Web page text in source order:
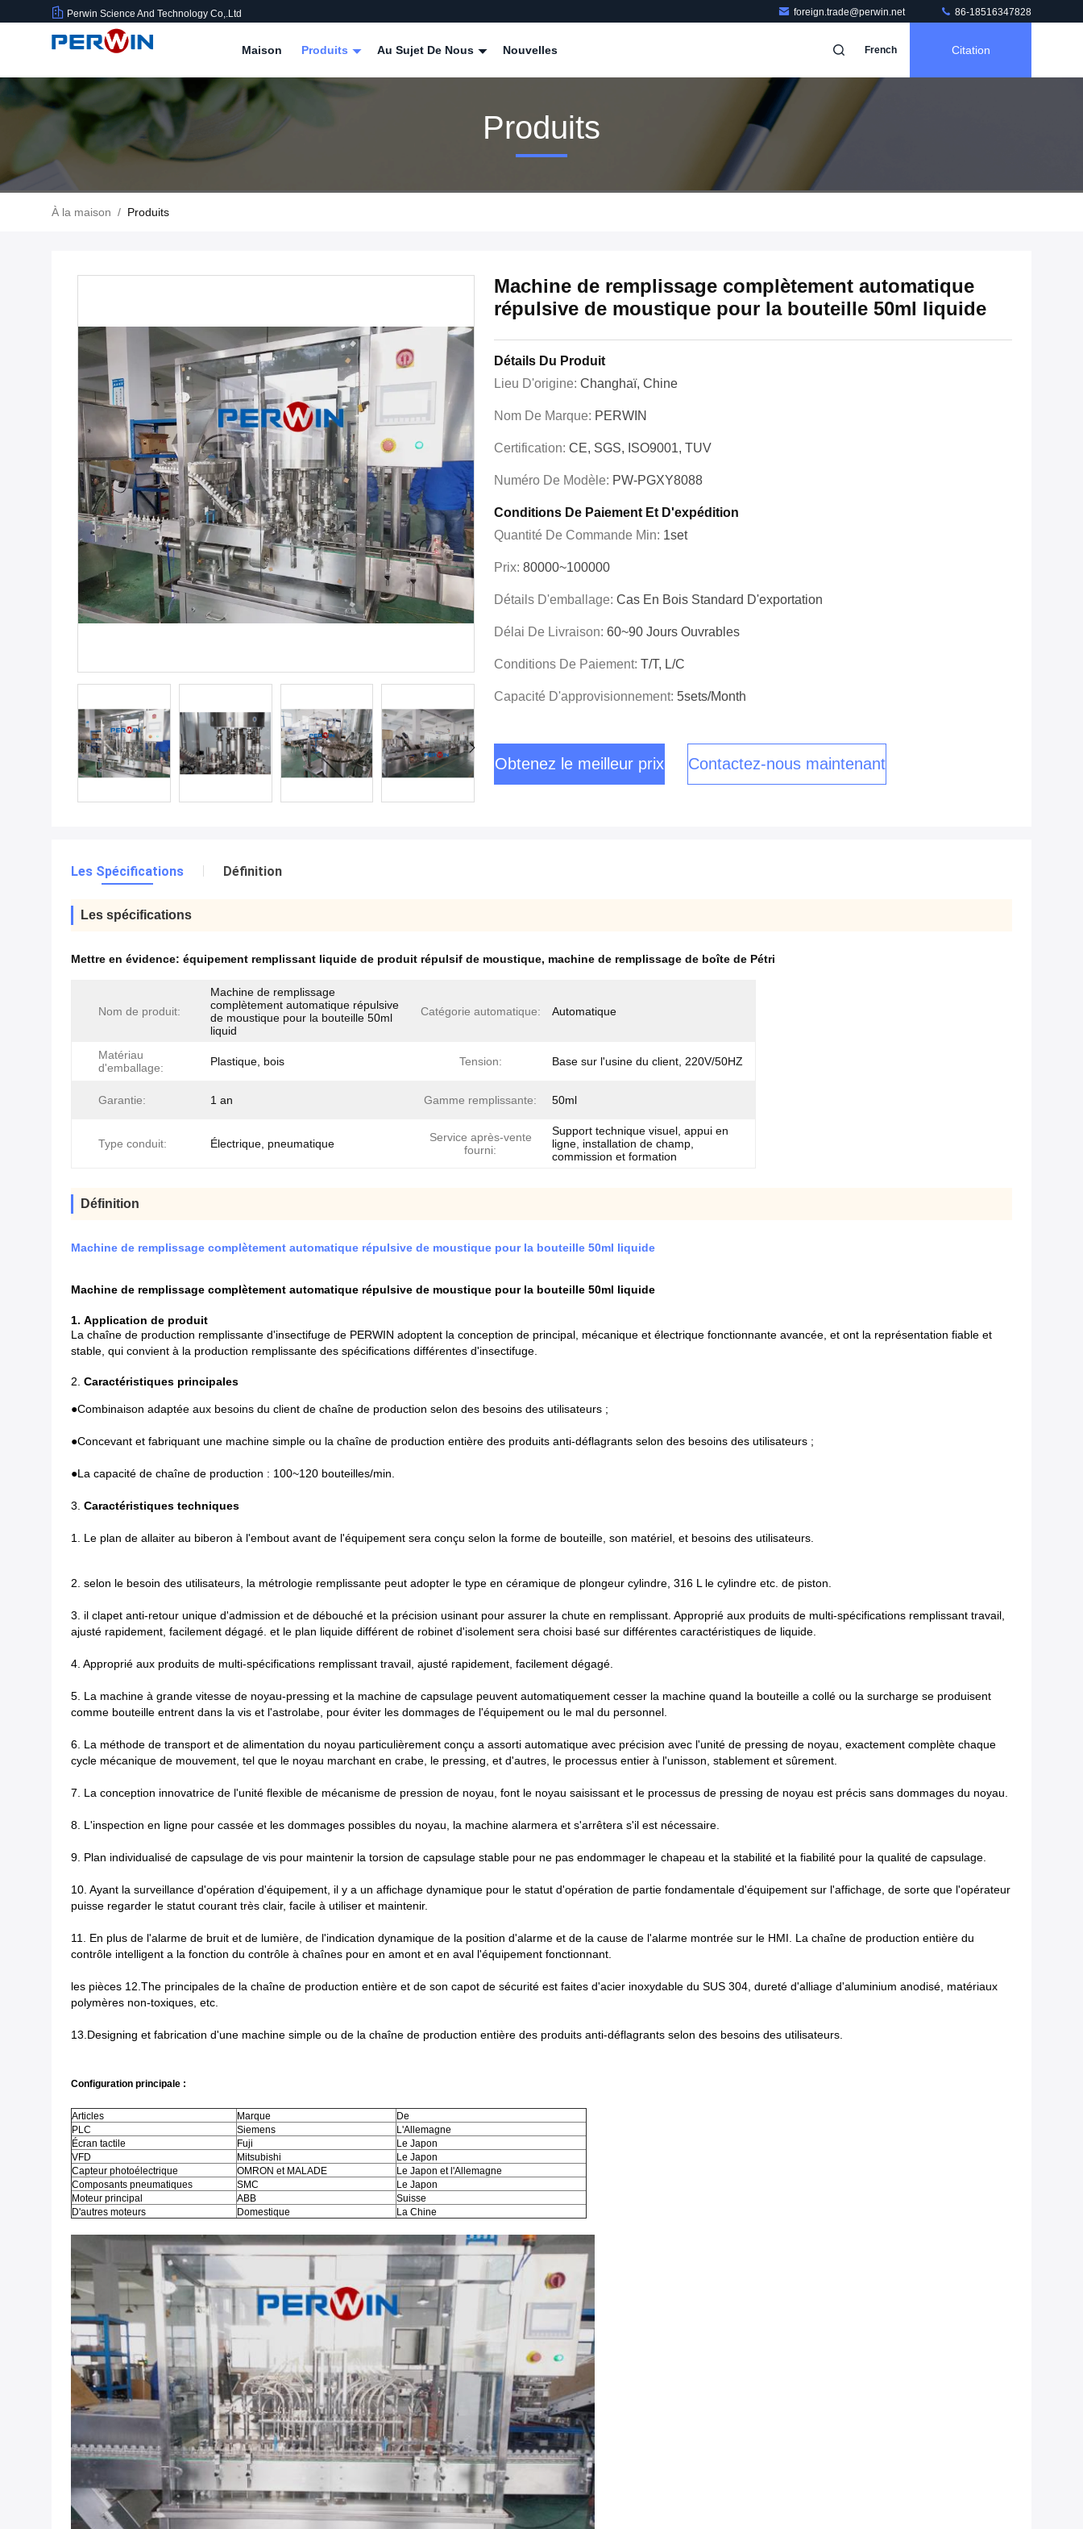
Perwin Science And Technology Co,.Ltd foreign.trade@perwin.net 86-18516347828
Maison Produits Au Sujet De Nous Nouvelles French Citation
Produits
À la maison / Produits
Machine de remplissage complètement automatique
répulsive de moustique pour la bouteille 50ml liquide
Détails Du Produit
Lieu D'origine: Changhaï, Chine
Nom De Marque: PERWIN
Certification: CE, SGS, ISO9001, TUV
Numéro De Modèle: PW-PGXY8088
Conditions De Paiement Et D'expédition
Quantité De Commande Min: 1set
Prix: 80000~100000
Détails D'emballage: Cas En Bois Standard D'exportation
Délai De Livraison: 60~90 Jours Ouvrables
Conditions De Paiement: T/T, L/C
Capacité D'approvisionnement: 5sets/month
Obtenez le meilleur prix Contactez-nous maintenant
Les Spécifications Définition
Les spécifications
Mettre en évidence: équipement remplissant liquide de produit répulsif de moustique, machine de remplissage de boîte de Pétri
Nom de produit:
Machine de remplissage
complètement automatique répulsive
de moustique pour la bouteille 50ml
liquid
Catégorie automatique: Automatique
Matériau
d'emballage:
Plastique, bois Tension: Base sur l'usine du client, 220V/50HZ
Garantie: 1 an Gamme remplissante: 50ml
Type conduit: Électrique, pneumatique
Service après-vente
fourni:
Support technique visuel, appui en
ligne, installation de champ,
commission et formation
Définition
Machine de remplissage complètement automatique répulsive de moustique pour la bouteille 50ml liquide
Machine de remplissage complètement automatique répulsive de moustique pour la bouteille 50ml liquide
1. Application de produit
La chaîne de production remplissante d'insectifuge de PERWIN adoptent la conception de principal, mécanique et électrique fonctionnante avancée, et ont la représentation fiable et
stable, qui convient à la production remplissante des spécifications différentes d'insectifuge.
2. Caractéristiques principales
●Combinaison adaptée aux besoins du client de chaîne de production selon des besoins des utilisateurs ;
●Concevant et fabriquant une machine simple ou la chaîne de production entière des produits anti-déflagrants selon des besoins des utilisateurs ;
●La capacité de chaîne de production : 100~120 bouteilles/min.
3. Caractéristiques techniques
1. Le plan de allaiter au biberon à l'embout avant de l'équipement sera conçu selon la forme de bouteille, son matériel, et besoins des utilisateurs.
2. selon le besoin des utilisateurs, la métrologie remplissante peut adopter le type en céramique de plongeur cylindre, 316 L le cylindre etc. de piston.
3. il clapet anti-retour unique d'admission et de débouché et la précision usinant pour assurer la chute en remplissant. Approprié aux produits de multi-spécifications remplissant travail,
ajusté rapidement, facilement dégagé. et le plan liquide différent de robinet d'isolement sera choisi basé sur différentes caractéristiques de liquide.
4. Approprié aux produits de multi-spécifications remplissant travail, ajusté rapidement, facilement dégagé.
5. La machine à grande vitesse de noyau-pressing et la machine de capsulage peuvent automatiquement cesser la machine quand la bouteille a collé ou la surcharge se produisent
comme bouteille entrent dans la vis et l'astrolabe, pour éviter les dommages de l'équipement ou le mal du personnel.
6. La méthode de transport et de alimentation du noyau particulièrement conçu a assorti automatique avec précision avec l'unité de pressing de noyau, exactement complète chaque
cycle mécanique de mouvement, tel que le noyau marchant en crabe, le pressing, et d'autres, le processus entier à l'unisson, stablement et sûrement.
7. La conception innovatrice de l'unité flexible de mécanisme de pression de noyau, font le noyau saisissant et le processus de pressing de noyau est précis sans dommages du noyau.
8. L'inspection en ligne pour cassée et les dommages possibles du noyau, la machine alarmera et s'arrêtera s'il est nécessaire.
9. Plan individualisé de capsulage de vis pour maintenir la torsion de capsulage stable pour ne pas endommager le chapeau et la stabilité et la fiabilité pour la qualité de capsulage.
10. Ayant la surveillance d'opération d'équipement, il y a un affichage dynamique pour le statut d'opération de partie fondamentale d'équipement sur l'affichage, de sorte que l'opérateur
puisse regarder le statut courant très clair, facile à utiliser et maintenir.
11. En plus de l'alarme de bruit et de lumière, de l'indication dynamique de la position d'alarme et de la cause de l'alarme montrée sur le HMI. La chaîne de production entière du
contrôle intelligent a la fonction du contrôle à chaînes pour en amont et en aval l'équipement fonctionnant.
les pièces 12.The principales de la chaîne de production entière et de son capot de sécurité est faites d'acier inoxydable du SUS 304, dureté d'alliage d'aluminium anodisé, matériaux
polymères non-toxiques, etc.
13.Designing et fabrication d'une machine simple ou de la chaîne de production entière des produits anti-déflagrants selon des besoins des utilisateurs.
Configuration principale :
Articles Marque
De
PLC
Siemens
L'Allemagne
Écran tactile
Fuji
Le Japon
VFD
Mitsubishi
Le Japon
Capteur photoélectrique
OMRON et MALADE
Le Japon et l'Allemagne
Composants pneumatiques
SMC
Le Japon
Moteur principal
ABB
Suisse
D'autres moteurs
Domestique La Chine